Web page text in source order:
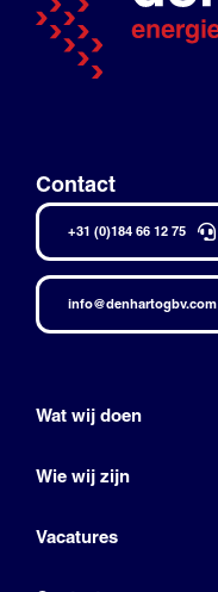
Contact
+31 (0)184 66 12 75
info@denhartogbv.com
Wat wij doen
Wie wij zijn
Vacatures